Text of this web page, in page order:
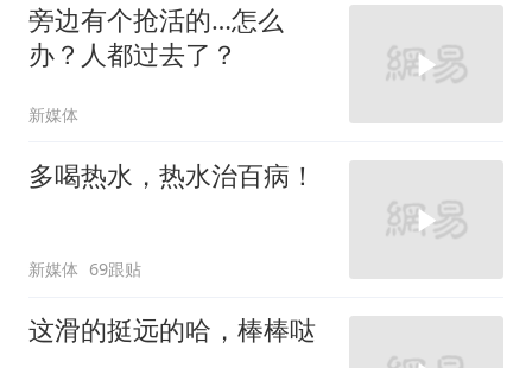
旁边有个抢活的…怎么
办？人都过去了？
新媒体
多喝热水，热水治百病！
新媒体 69跟贴
这滑的挺远的哈，棒棒哒